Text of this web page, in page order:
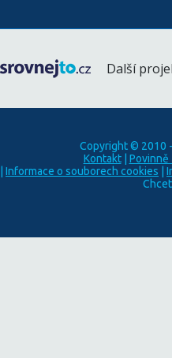
Další
Copyright © 2010
Kontakt| Povinně
Informace o souborech cookies